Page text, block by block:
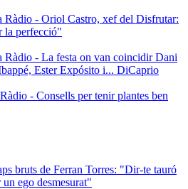
Ràdio - Oriol Castro, xef del Disfrutar:
la perfecció"
Ràdio - La festa on van coincidir Dani
Ester Expósito i... DiCaprio
- Consells per tenir plantes ben
bruts de Ferran Torres: "Dir-te tauró
ego desmesurat"